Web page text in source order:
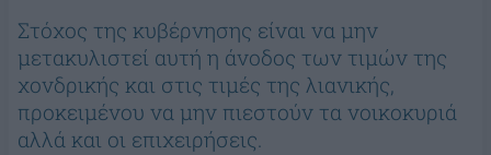
Στόχος της κυβέρνησης είναι να μην
μετακυλιστεί αυτή η άνοδος των τιμών της
χονδρικής και στις τιμές της λιανικής,
προκειμένου να μην πιεστούν τα νοικοκυριά
αλλά και οι επιχειρήσεις.